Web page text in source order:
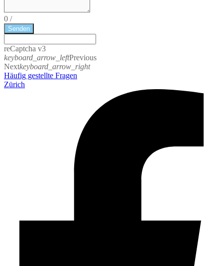
0 /
Senden
reCaptcha v3
keyboard_arrow_leftPrevious
Nextkeyboard_arrow_right
Häufig gestellte Fragen
Zürich